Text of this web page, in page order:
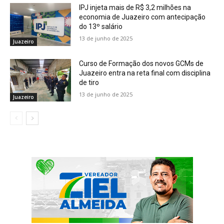
Juazeiro
IPJ injeta mais de R$ 3,2 milhões na
economia de Juazeiro com antecipação
do 13º salário
13 de junho de 2025
Juazeiro
Curso de Formação dos novos GCMs de
Juazeiro entra na reta final com disciplina
de tiro
13 de junho de 2025